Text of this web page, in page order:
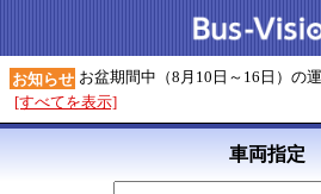
お知らせ お盆期間中（8月10日～16日）の
[すべてを表示]
車両指定